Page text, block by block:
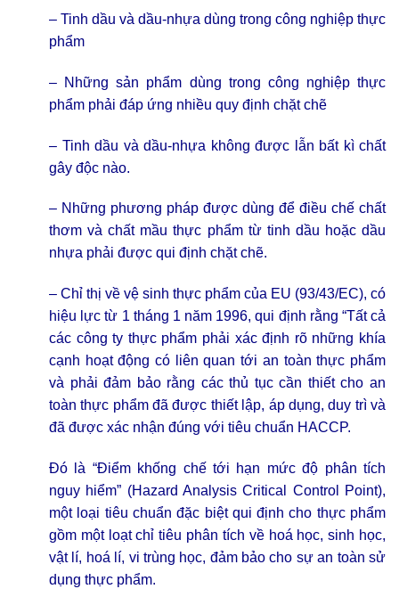
– Tinh dầu và dầu-nhựa dùng trong công nghiệp thực
phẩm
– Những sản phẩm dùng trong công nghiệp thực
phẩm phải đáp ứng nhiều quy định chặt chẽ
– Tinh dầu và dầu-nhựa không được lẫn bất kì chất
gây độc nào.
– Những phương pháp được dùng để điều chế chất
thơm và chất mầu thực phẩm từ tinh dầu hoặc dầu
nhựa phải được qui định chặt chẽ.
– Chỉ thị về vệ sinh thực phẩm của EU (93/43/EC), có
hiệu lực từ 1 tháng 1 năm 1996, qui định rằng “Tất cả
các công ty thực phẩm phải xác định rõ những khía
cạnh hoạt động có liên quan tới an toàn thực phẩm
và phải đảm bảo rằng các thủ tục cần thiết cho an
toàn thực phẩm đã được thiết lập, áp dụng, duy trì và
đã được xác nhận đúng với tiêu chuẩn HACCP.
Đó là “Điểm khống chế tới hạn mức độ phân tích
nguy hiểm” (Hazard Analysis Critical Control Point),
một loại tiêu chuẩn đặc biệt qui định cho thực phẩm
gồm một loạt chỉ tiêu phân tích về hoá học, sinh học,
vật lí, hoá lí, vi trùng học, đảm bảo cho sự an toàn sử
dụng thực phẩm.